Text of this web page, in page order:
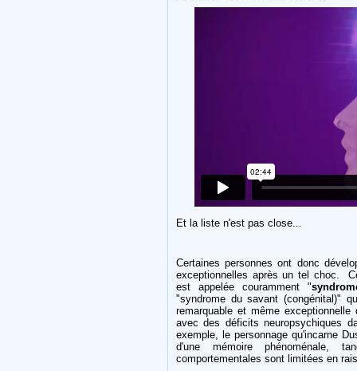
Et la liste n'est pas close...
Certaines personnes ont donc
exceptionnelles après un tel choc.
est appelée couramment "
"syndrome du savant (congénital)"
remarquable et même
avec des déficits neuropsychiques
exemple, le personnage qu'incarne
d'une mémoire phénoménale,
comportementales sont limitées en